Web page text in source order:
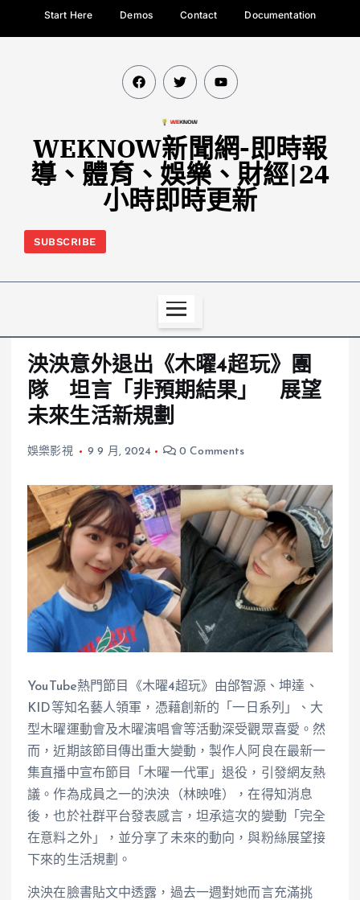
Start Here Demos Contact Documentation
WEKNOW新聞網-即時報
導、體育、娛樂、財經|24
小時即時更新
SUBSCRIBE
泱泱意外退出《木曜4超玩》團
隊 坦言「非預期結果」 展望
未來生活新規劃
娛樂影視 9 9 月, 2024 0 Comments
YouTube熱門節目《木曜4超玩》由邰智源、坤達、
KID等知名藝人領軍，憑藉創新的「一日系列」、大
型木曜運動會及木曜演唱會等活動深受觀眾喜愛。然
而，近期該節目傳出重大變動，製作人阿良在最新一
集直播中宣布節目「木曜一代軍」退役，引發網友熱
議。作為成員之一的泱泱（林映唯），在得知消息
後，也於社群平台發表感言，坦承這次的變動「完全
在意料之外」，並分享了未來的動向，與粉絲展望接
下來的生活規劃。
泱泱在臉書貼文中透露，過去一週對她而言充滿挑